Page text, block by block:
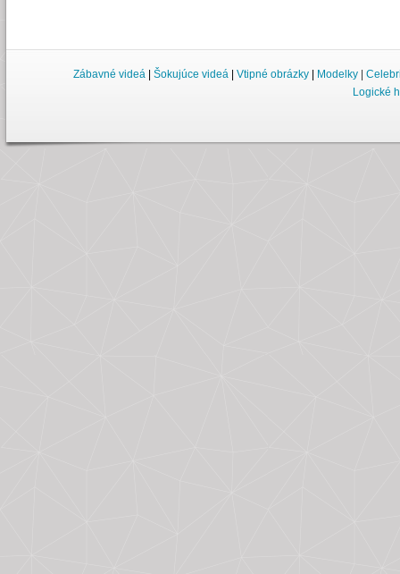
Zábavné videá Šokujúce videá Vtipné obrázky Modelky
Logické